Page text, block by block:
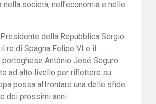
nella società, nell’economia e nelle
della Repubblica Sergio
re di Spagna Felipe VI e il
António José Seguro.
ad alto livello per riflettere su
possa affrontare una delle sfide
dei prossimi anni.